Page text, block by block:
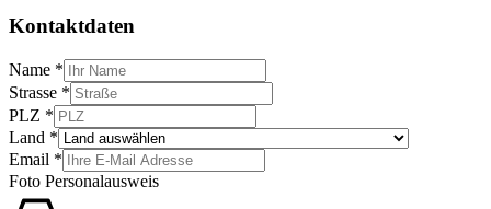
Kontaktdaten
Name *
Strasse *
PLZ *
Land *
Email *
Foto Personalausweis